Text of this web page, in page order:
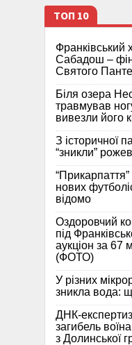
ТОП 10
Франківський
Сабадош –
Святого
Біля озера
травмував
вивезли його
З історичної
“зникли”
нових
відомо
Оздоровчий
під
аукціон за 67
(ФОТО)
У різних
зникла вода:
ДНК-
загибель
з Долинської